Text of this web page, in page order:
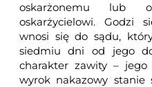
oskarżonemu lub
oskarżycielowi. Godzi
wnosi się do sądu,
siedmiu dni od jego
charakter zawity – jego
wyrok nakazowy stanie